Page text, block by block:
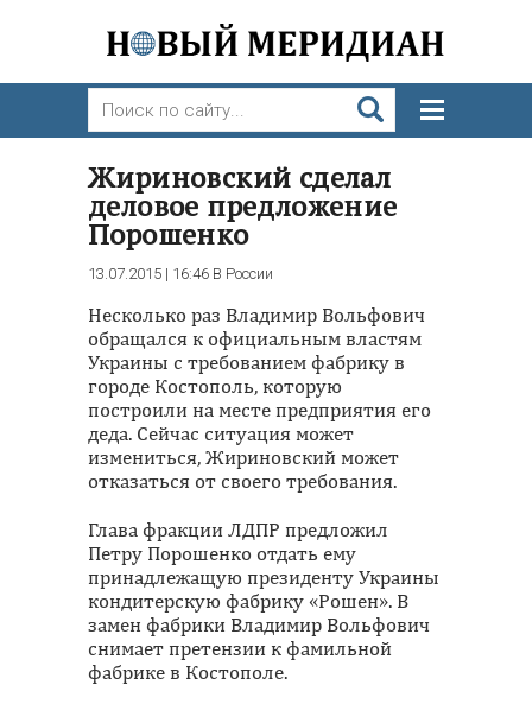
Жириновский сделал
деловое предложение
Порошенко
13.07.2015 | 16:46 В России
Несколько раз Владимир Вольфович
обращался к официальным властям
Украины с требованием фабрику в
городе Костополь, которую
построили на месте предприятия его
деда. Сейчас ситуация может
измениться, Жириновский может
отказаться от своего требования.
Глава фракции ЛДПР предложил
Петру Порошенко отдать ему
принадлежащую президенту Украины
кондитерскую фабрику «Рошен». В
замен фабрики Владимир Вольфович
снимает претензии к фамильной
фабрике в Костополе.